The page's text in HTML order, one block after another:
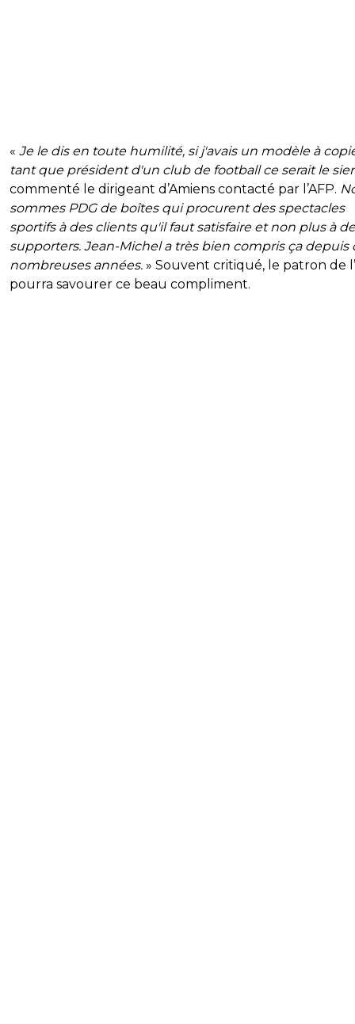
« Je le dis en toute humilité, si j'avais un modèle à
tant que président d'un club de football ce serait le
commenté le dirigeant d’Amiens contacté par l’AFP.
sommes PDG de boîtes qui procurent des spectacles
sportifs à des clients qu'il faut satisfaire et non plus à
supporters. Jean-Michel a très bien compris ça depuis
nombreuses années. » Souvent critiqué, le patron de
pourra savourer ce beau compliment.